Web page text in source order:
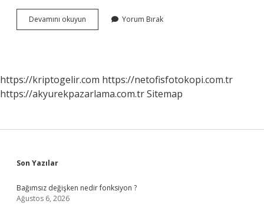
Devamını okuyun
Kredi
Yorum Bırak
https://kriptogelir.com https://netofisfotokopi.com.tr
https://akyurekpazarlama.com.trSitemap
Sidebar
Son Yazılar
Bağımsız değişken nedir fonksiyon ?
Ağustos 6, 2026